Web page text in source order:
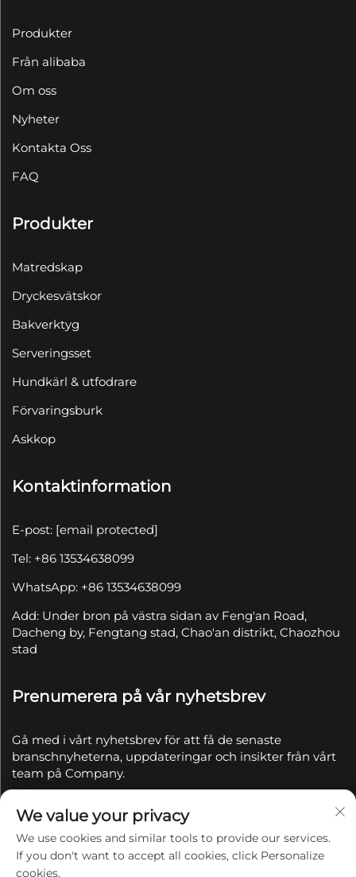
Produkter
Från alibaba
Om oss
Nyheter
Kontakta Oss
FAQ
Produkter
Matredskap
Dryckesvätskor
Bakverktyg
Serveringsset
Hundkärl & utfodrare
Förvaringsburk
Askkop
Kontaktinformation
E-post: [email protected]
Tel: +86 13534638099
WhatsApp: +86 13534638099
Add: Under bron på västra sidan av Feng'an Road,
Dacheng by, Fengtang stad, Chao'an distrikt, Chaozhou
stad
Prenumerera på vår nyhetsbrev
Gå med i vårt nyhetsbrev för att få de senaste
branschnyheterna, uppdateringar och insikter från vårt
team på Company.
Copyright © 2025 av Chaozhou Qianyue Ceramics Co.,
We value your privacy
We use cookies and similar tools to provide our services.
If you don't want to accept all cookies, click Personalize
cookies.